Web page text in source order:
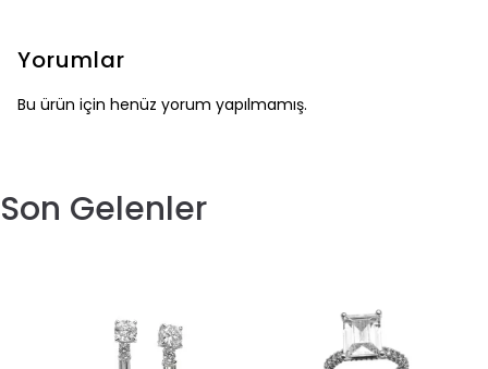
Yorumlar
Bu ürün için henüz yorum yapılmamış.
Son Gelenler